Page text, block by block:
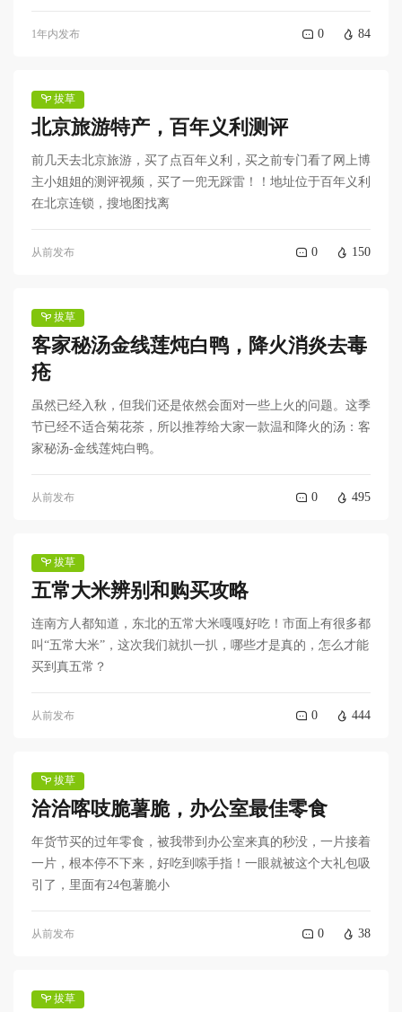
1年内发布 0 84
拔草
北京旅游特产，百年义利测评
前几天去北京旅游，买了点百年义利，买之前专门看了网上博
主小姐姐的测评视频，买了一兜无踩雷！！地址位于百年义利
在北京连锁，搜地图找离
从前发布 0 150
拔草
客家秘汤金线莲炖白鸭，降火消炎去毒
疮
虽然已经入秋，但我们还是依然会面对一些上火的问题。这季
节已经不适合菊花茶，所以推荐给大家一款温和降火的汤：客
家秘汤-金线莲炖白鸭。
从前发布 0 495
拔草
五常大米辨别和购买攻略
连南方人都知道，东北的五常大米嘎嘎好吃！市面上有很多都
叫“五常大米”，这次我们就扒一扒，哪些才是真的，怎么才能
买到真五常？
从前发布 0 444
拔草
洽洽喀吱脆薯脆，办公室最佳零食
年货节买的过年零食，被我带到办公室来真的秒没，一片接着
一片，根本停不下来，好吃到嗦手指！一眼就被这个大礼包吸
引了，里面有24包薯脆小
从前发布 0 38
拔草